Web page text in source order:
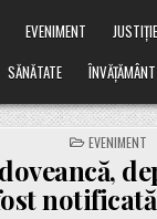
EVENIMENT JUSTIȚIE
SĂNĂTATE ÎNVĂȚĂMÂNT
POSTED
IN
EVENIMENT